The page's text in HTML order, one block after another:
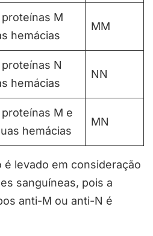
M
hemácias
MM
N
hemácias
NN
M e
hemácias
MN
é levado em consideração
sanguíneas, pois a
anti-M ou anti-N é